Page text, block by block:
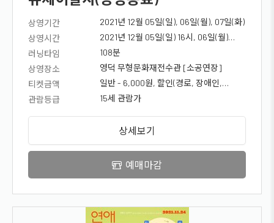
상영기간
2021년 12월 05일(일), 06일(월), 07일(화)
상영시간
2021년 12월 05일(일) 16시, 06일(월)
19시, 07일(화) 10시30분
러닝타임
108분
상영장소
영덕 무형문화재전수관 [소공연장]
티켓금액
일반 - 6,000원, 할인(경로, 장애인,
국가유공자, 청소년) - 5,000원
관람등급 15세 관람가
상세보기
예매마감